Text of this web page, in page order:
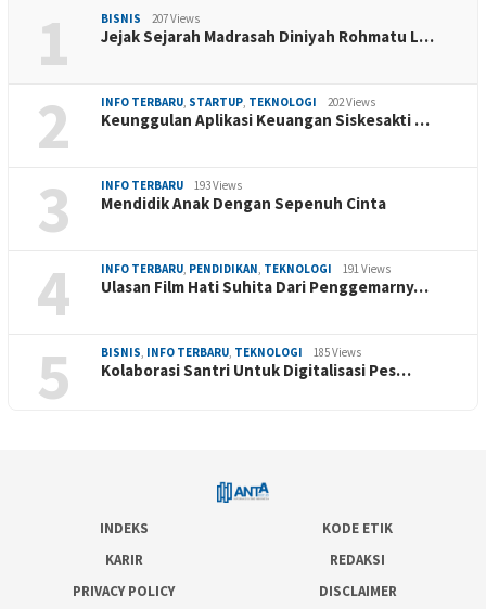
1 BISNIS 207 Views
Jejak Sejarah Madrasah Diniyah Rohmatu L…
2 INFO TERBARU, STARTUP, TEKNOLOGI 202 Views
Keunggulan Aplikasi Keuangan Siskesakti …
3 INFO TERBARU 193 Views
Mendidik Anak Dengan Sepenuh Cinta
4 INFO TERBARU, PENDIDIKAN, TEKNOLOGI 191 Views
Ulasan Film Hati Suhita Dari Penggemarny…
5 BISNIS, INFO TERBARU, TEKNOLOGI 185 Views
Kolaborasi Santri Untuk Digitalisasi Pes…
INDEKS
KODE ETIK
KARIR
REDAKSI
PRIVACY POLICY
DISCLAIMER